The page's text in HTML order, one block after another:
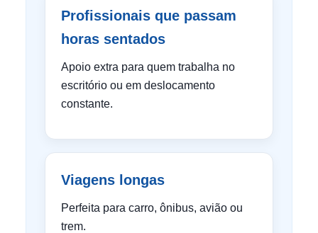
Profissionais que passam
horas sentados
Apoio extra para quem trabalha no
escritório ou em deslocamento
constante.
Viagens longas
Perfeita para carro, ônibus, avião ou
trem.